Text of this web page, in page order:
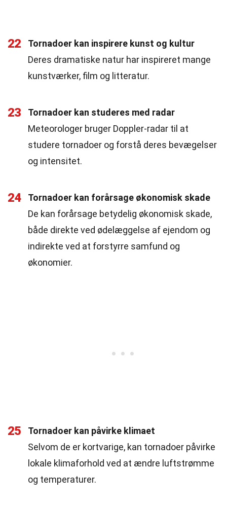
22
Tornadoer kan inspirere kunst og kultur
Deres dramatiske natur har inspireret mange
kunstværker, film og litteratur.
23
Tornadoer kan studeres med radar
Meteorologer bruger Doppler-radar til at
studere tornadoer og forstå deres bevægelser
og intensitet.
24
Tornadoer kan forårsage økonomisk skade
De kan forårsage betydelig økonomisk skade,
både direkte ved ødelæggelse af ejendom og
indirekte ved at forstyrre samfund og
økonomier.
25
Tornadoer kan påvirke klimaet
Selvom de er kortvarige, kan tornadoer påvirke
lokale klimaforhold ved at ændre luftstrømme
og temperaturer.